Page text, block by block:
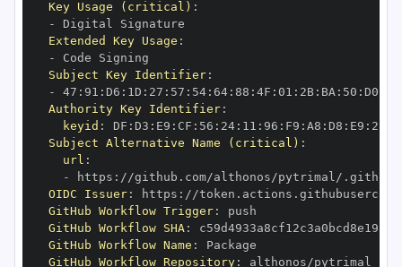
Key Usage (critical) :
-
Extended Key Usage :
-
Subject Key Identifier:
-
47 : 91 : D6 : 1D : 27 : 57 : 54: 64: 88 : 4F : 01 : 2B: BA : 50 : D0
Authority Key Identifier:
keyid : DF : D3 : E9 : CF : 56 : 24: 11 : 96 : F9 : A8 : D8 : E9 : 28
Subject Alternative Name (critical) :
url :
-
https :
OIDC Issuer: https :
GitHub Workflow Trigger:
GitHub Workflow SHA:
GitHub Workflow Name :
GitHub Workflow Repository: